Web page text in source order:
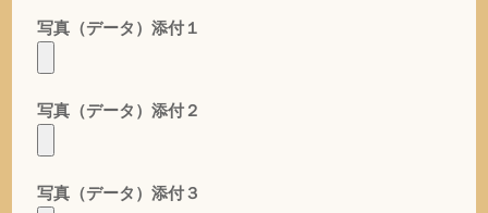
写真（データ）添付１
写真（データ）添付２
写真（データ）添付３